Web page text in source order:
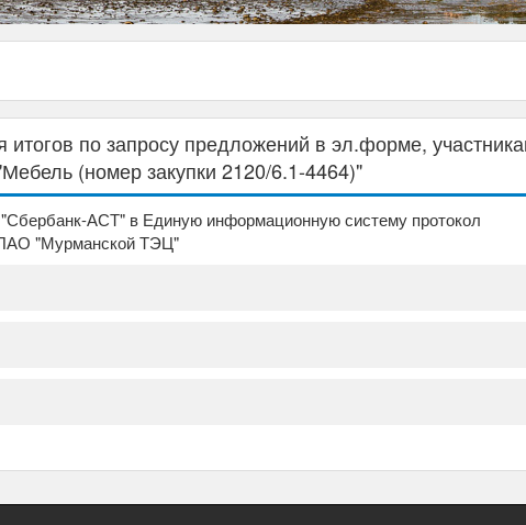
по запросу предложений в эл.форме,
(номер закупки 2120/6.1-4464)"
АСТ" в Единую информационную систему протокол
ПАО "Мурманской ТЭЦ"